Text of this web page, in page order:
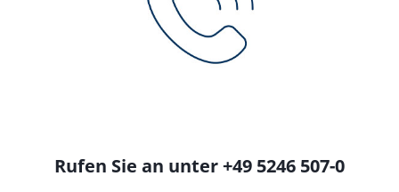
Rufen Sie an unter +49 5246 507-0